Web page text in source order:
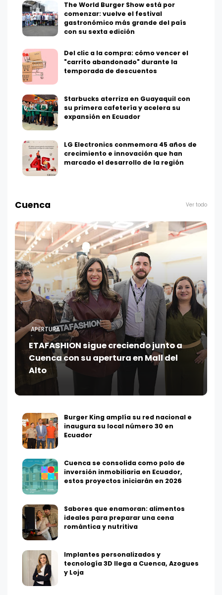
The World Burger Show está por
comenzar: vuelve el festival
gastronómico más grande del país
con su sexta edición
Del clic a la compra: cómo vencer el
"carrito abandonado" durante la
temporada de descuentos
Starbucks aterriza en Guayaquil con
su primera cafetería y acelera su
expansión en Ecuador
LG Electronics conmemora 45 años de
crecimiento e innovación que han
marcado el desarrollo de la región
Cuenca Ver todo
APERTURA
ETAFASHION sigue creciendo junto a
Cuenca con su apertura en Mall del
Alto
Burger King amplía su red nacional e
inaugura su local número 30 en
Ecuador
Cuenca se consolida como polo de
inversión inmobiliaria en Ecuador,
estos proyectos iniciarán en 2026
Sabores que enamoran: alimentos
ideales para preparar una cena
romántica y nutritiva
Implantes personalizados y
tecnología 3D llega a Cuenca, Azogues
y Loja